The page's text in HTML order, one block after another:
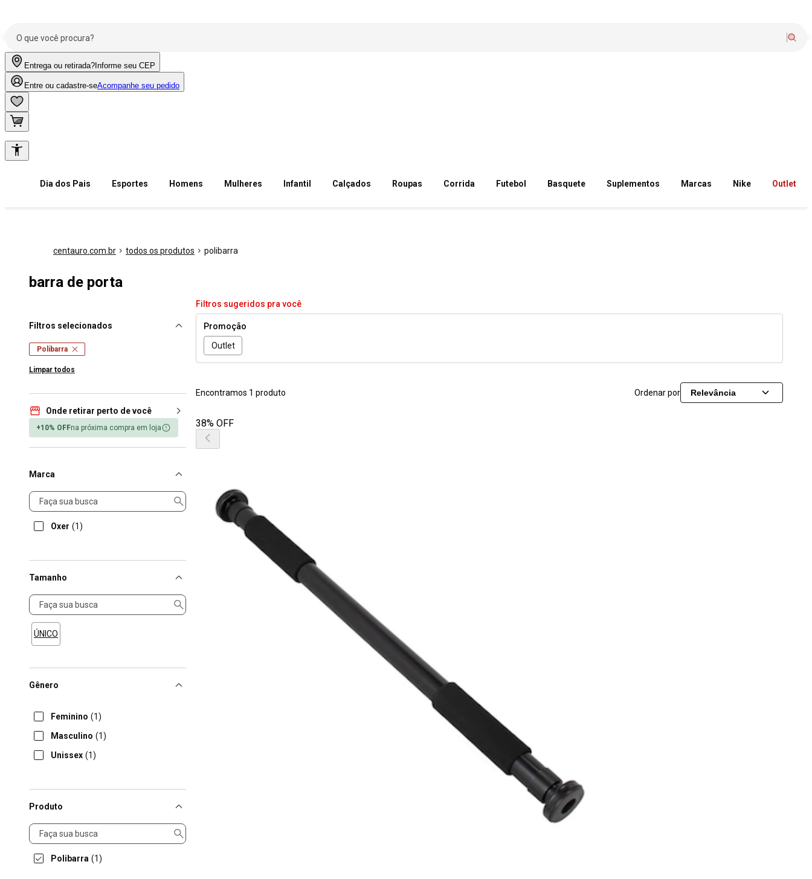
Entrega ou retirada? Informe seu CEP
Entre ou cadastre-seAcompanhe seu pedido
Dia dos Pais Esportes Homens Mulheres Infantil Calçados Roupas Corrida Futebol Basquete Suplementos Marcas Nike Outlet
centauro.com.br todos os produtos polibarra
barra de porta
Filtros selecionados
Polibarra
Limpar todos
Onde retirar perto de você
+10% OFFna próxima compra em loja
Marca
Marca
Oxer (1)
Tamanho
Tamanho
ÚNICO
Gênero
Feminino (1)
Masculino (1)
Unissex (1)
Produto
Produto
Polibarra (1)
Filtros sugeridos pra você
Promoção
Outlet
Encontramos 1 produto Ordenar por Relevância
38% OFF